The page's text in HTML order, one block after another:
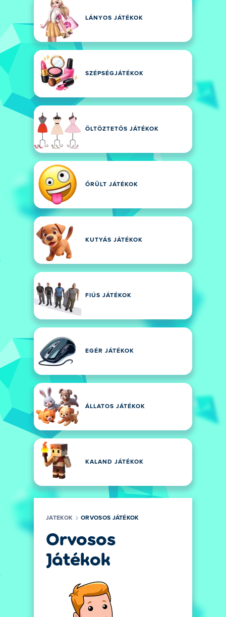
LÁNYOS JÁTÉKOK
SZÉPSÉGJÁTÉKOK
ÖLTÖZTETŐS JÁTÉKOK
ŐRÜLT JÁTÉKOK
KUTYÁS JÁTÉKOK
FIÚS JÁTÉKOK
EGÉR JÁTÉKOK
ÁLLATOS JÁTÉKOK
KALAND JÁTÉKOK
JATEKOK ORVOSOS JÁTÉKOK
Orvosos
Játékok